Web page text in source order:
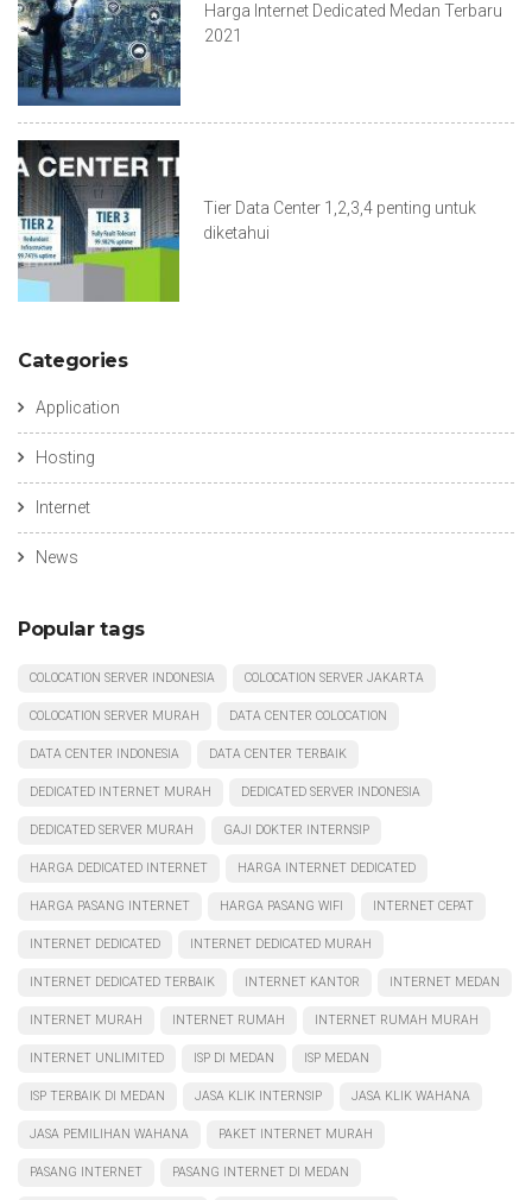
Harga Internet Dedicated Medan Terbaru
2021
Tier Data Center 1,2,3,4 penting untuk
diketahui
Categories
Application
Hosting
Internet
News
Popular tags
COLOCATION SERVER INDONESIA COLOCATION SERVER JAKARTA
COLOCATION SERVER MURAH DATA CENTER COLOCATION
DATA CENTER INDONESIA DATA CENTER TERBAIK
DEDICATED INTERNET MURAH DEDICATED SERVER INDONESIA
DEDICATED SERVER MURAH GAJI DOKTER INTERNSIP
HARGA DEDICATED INTERNET HARGA INTERNET DEDICATED
HARGA PASANG INTERNET HARGA PASANG WIFI INTERNET CEPAT
INTERNET DEDICATED INTERNET DEDICATED MURAH
INTERNET DEDICATED TERBAIK INTERNET KANTOR INTERNET MEDAN
INTERNET MURAH INTERNET RUMAH INTERNET RUMAH MURAH
INTERNET UNLIMITED ISP DI MEDAN ISP MEDAN
ISP TERBAIK DI MEDAN JASA KLIK INTERNSIP JASA KLIK WAHANA
JASA PEMILIHAN WAHANA PAKET INTERNET MURAH
PASANG INTERNET PASANG INTERNET DI MEDAN